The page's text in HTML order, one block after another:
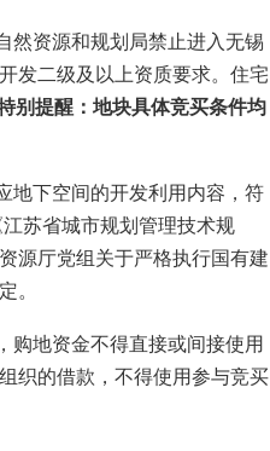
然资源和规划局禁止进入无锡
发二级及以上资质要求。住宅
别提醒：地块具体竞买条件均
地下空间的开发利用内容，符
苏省城市规划管理技术规
源厅党组关于严格执行国有建
。
购地资金不得直接或间接使用
织的借款，不得使用参与竞买